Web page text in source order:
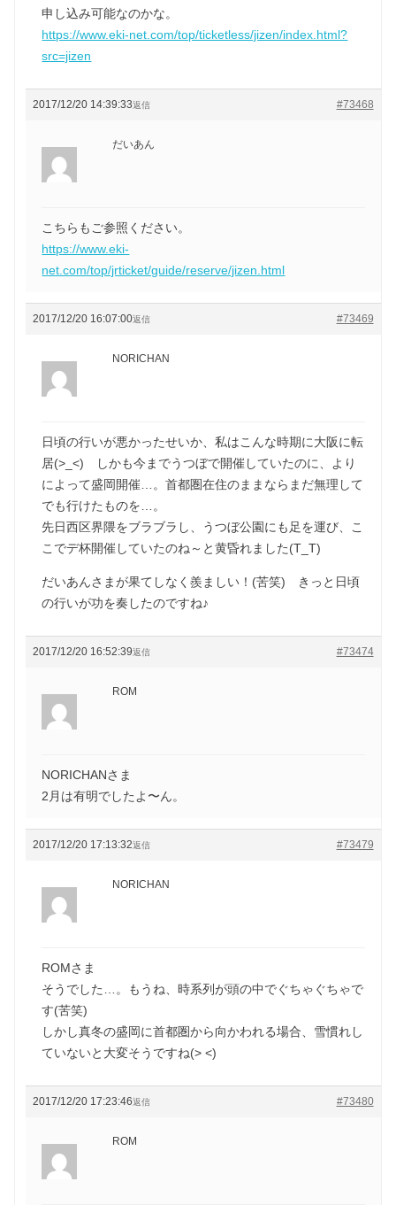
申し込み可能なのかな。
https://www.eki-net.com/top/ticketless/jizen/index.html?
src=jizen
2017/12/20 14:39:33 #73468
返信
だいあん
こちらもご参照ください。
https://www.eki-
net.com/top/jrticket/guide/reserve/jizen.html
2017/12/20 16:07:00 #73469
返信
NORICHAN
日頃の行いが悪かったせいか、私はこんな時期に大阪に転
居(>_<) しかも今までうつぼで開催していたのに、より
によって盛岡開催…。首都圏在住のままならまだ無理して
でも行けたものを…。
先日西区界隈をブラブラし、うつぼ公園にも足を運び、こ
こでデ杯開催していたのね～と黄昏れました(T_T)
だいあんさまが果てしなく羨ましい！(苦笑) きっと日頃
の行いが功を奏したのですね♪
2017/12/20 16:52:39 #73474
返信
ROM
NORICHANさま
2月は有明でしたよ〜ん。
2017/12/20 17:13:32 #73479
返信
NORICHAN
ROMさま
そうでした…。もうね、時系列が頭の中でぐちゃぐちゃで
す(苦笑)
しかし真冬の盛岡に首都圏から向かわれる場合、雪慣れし
ていないと大変そうですね(> <)
2017/12/20 17:23:46 #73480
返信
ROM